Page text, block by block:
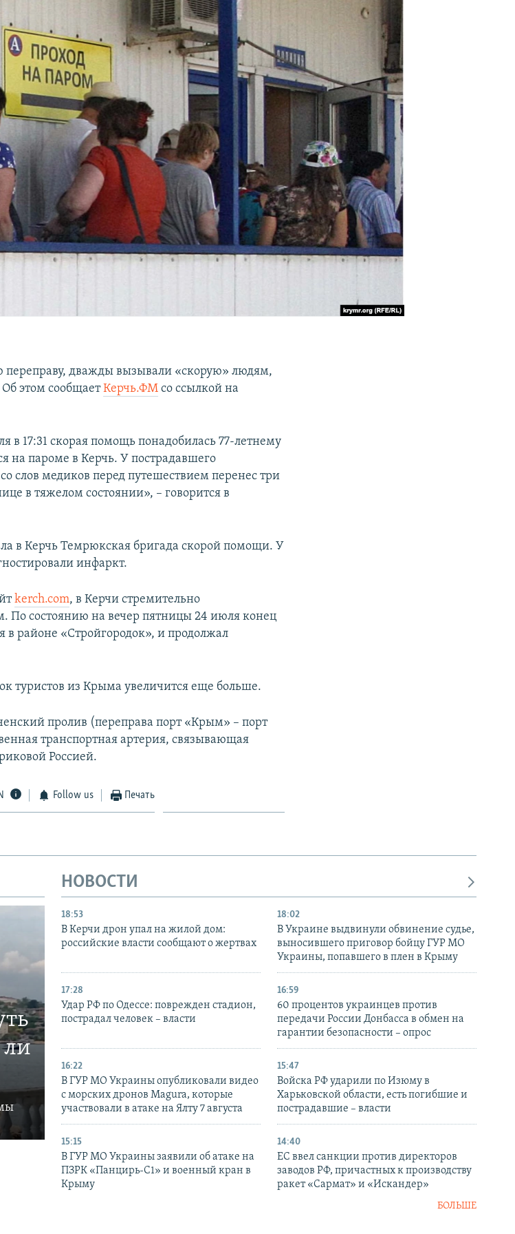
переправу, дважды вызывали «скорую» людям,
Об этом сообщаетКерчь.ФМ со ссылкой на
в 17:31 скорая помощь понадобилась 77-летнему
на пароме в Керчь. У пострадавшего
слов медиков перед путешествием перенес три
в тяжелом состоянии», – говорится в
в Керчь Темрюкская бригада скорой помощи. У
инфаркт.
kerch.com, в Керчи стремительно
По состоянию на вечер пятницы 24 июля конец
в районе «Стройгородок», и продолжал
туристов из Крыма увеличится еще больше.
пролив (переправа порт «Крым» – порт
транспортная артерия, связывающая
Россией.
Follow us Печать
ли
НОВОСТИ
18:53
В Керчи дрон упал на жилой дом:
российские власти сообщают о жертвах
18:02
В Украине выдвинули обвинение судье,
выносившего приговор бойцу ГУР МО
Украины, попавшего в плен в Крыму
17:28
Удар РФ по Одессе: поврежден стадион,
пострадал человек – власти
16:59
60 процентов украинцев против
передачи России Донбасса в обмен на
гарантии безопасности – опрос
16:22
В ГУР МО Украины опубликовали видео
с морских дронов Magura, которые
участвовали в атаке на Ялту 7 августа
15:47
Войска РФ ударили по Изюму в
Харьковской области, есть погибшие и
пострадавшие – власти
15:15
В ГУР МО Украины заявили об атаке на
ПЗРК «Панцирь-С1» и военный кран в
Крыму
14:40
ЕС ввел санкции против директоров
заводов РФ, причастных к производству
ракет «Сармат» и «Искандер»
БОЛЬШЕ